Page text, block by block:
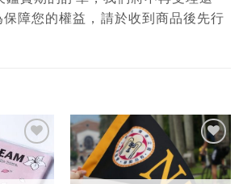
障您的權益，請於收到商品後先行
加入
「願
望輕
加入
「願
望輕